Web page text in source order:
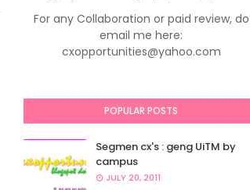
For any Collaboration or paid review, do
email me here:
cxopportunities@yahoo.com
POPULAR POSTS
Segmen cx's : geng UiTM by
campus
JULY 20, 2011